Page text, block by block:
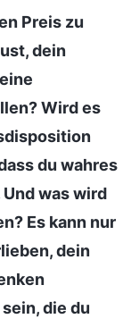
Preis zu
dein
Wird es
du wahres
was wird
Es kann nur
dein
die du